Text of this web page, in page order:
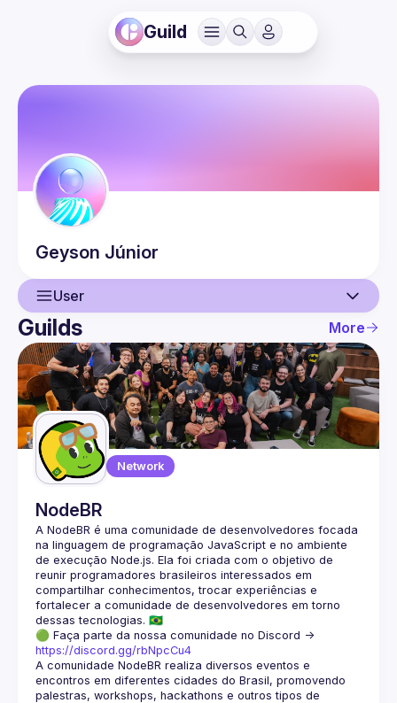
Guild
Geyson Júnior
User
User
Events
Guilds
Guilds More
Network
NodeBR
A NodeBR é uma comunidade de desenvolvedores focada
na linguagem de programação JavaScript e no ambiente
de execução Node.js. Ela foi criada com o objetivo de
reunir programadores brasileiros interessados em
compartilhar conhecimentos, trocar experiências e
fortalecer a comunidade de desenvolvedores em torno
🟢 Faça parte da nossa comunidade no Discord ->
https://discord.gg/rbNpcCu4
A comunidade NodeBR realiza diversos eventos e
encontros em diferentes cidades do Brasil, promovendo
palestras, workshops, hackathons e outros tipos de